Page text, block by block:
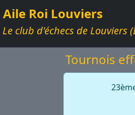
Aile Roi Louviers
Le club d'échecs de Louviers
Tournois